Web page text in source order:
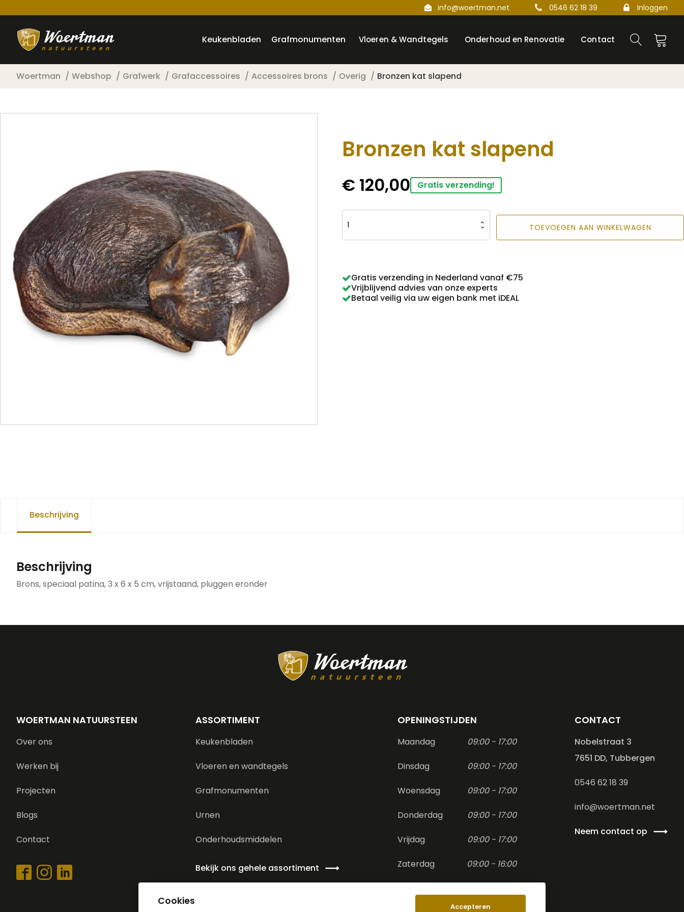
info@woertman.net 0546 62 18 39 Inloggen
Keukenbladen Grafmonumenten Vloeren & Wandtegels Onderhoud en Renovatie Contact
Woertman Webshop Grafwerk Grafaccessoires Accessoires brons Overig Bronzen kat slapend
Bronzen kat slapend
€ 120,00 Gratis verzending!
Bronzen
kat
TOEVOEGEN AAN WINKELWAGEN
Gratis verzending in Nederland vanaf €75
Vrijblijvend advies van onze experts
Betaal veilig via uw eigen bank met iDEAL
Beschrijving
Beschrijving
Brons, speciaal patina, 3 x 6 x 5 cm, vrijstaand, pluggen eronder
WOERTMAN NATUURSTEEN
Over ons
Werken bij
Projecten
Blogs
Contact
ASSORTIMENT
Keukenbladen
Vloeren en wandtegels
Grafmonumenten
Urnen
Onderhoudsmiddelen
Bekijk ons gehele assortiment
OPENINGSTIJDEN
Maandag 09:00 - 17:00
Dinsdag 09:00 - 17:00
Woensdag 09:00 - 17:00
Donderdag 09:00 - 17:00
Vrijdag 09:00 - 17:00
Zaterdag 09:00 - 16:00
CONTACT
Nobelstraat 3
7651 DD, Tubbergen
0546 62 18 39
info@woertman.net
Neem contact op
Cookies Accepteren